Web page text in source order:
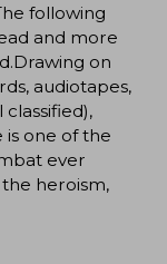
following
and more
on
audiotapes,
one of the
ever
heroism,